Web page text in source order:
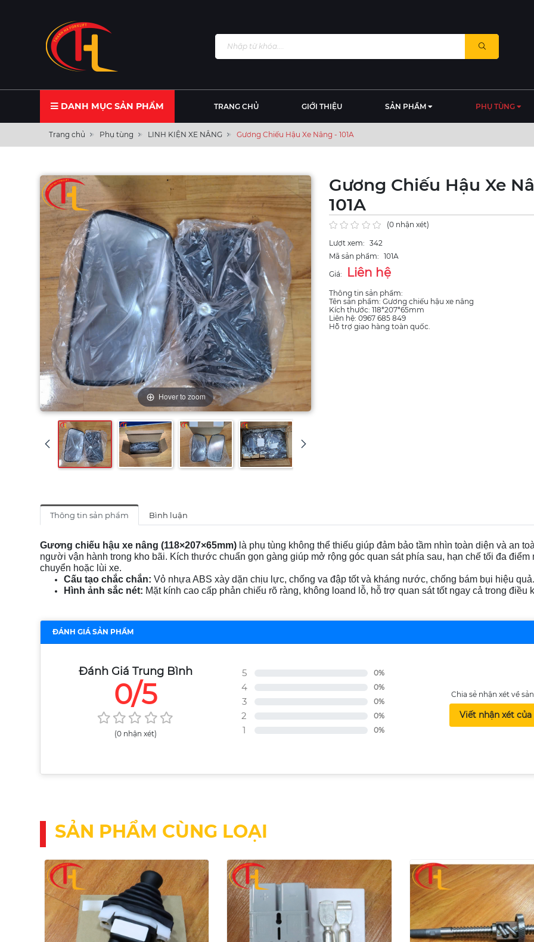
DANH MỤC SẢN PHẨM TRANG CHỦ GIỚI THIỆU SẢN PHẨM PHỤ TÙNG
Trang chủ Phụ tùng LINH KIỆN XE NÂNG Gương Chiếu Hậu Xe Nâng - 101A
Hover to zoom
Gương Chiếu Hậu Xe
101A
(0 nhận xét)
Lượt xem: 342
Mã sản phẩm: 101A
Giá:
Liên hệ
Thông tin sản phẩm:
Tên sản phẩm: Gương chiếu hậu xe nâng
Kích thước: 118*207*65mm
Liên hệ: 0967 685 849
Hỗ trợ giao hàng toàn quốc.
Thông tin sản phẩm Bình luận
Gương chiếu hậu xe nâng (118×207×65mm) là phụ tùng không thể thiếu giúp đảm bảo tầm nhìn toàn diện và an
người vận hành trong kho bãi. Kích thước chuẩn gọn gàng giúp mở rộng góc quan sát phía sau, hạn chế tối đa điểm
chuyển hoặc lùi xe.
Cấu tạo chắc chắn: Vỏ nhựa ABS xày dặn chịu lực, chống va đập tốt và kháng nước, chống bám bụi hiệu quả.
Hình ảnh sắc nét: Mặt kính cao cấp phản chiếu rõ ràng, không loand lỗ, hỗ trợ quan sát tốt ngay cả trong điều
ĐÁNH GIÁ SẢN PHẨM
Đánh Giá Trung Bình
0/5
(0 nhận xét)
5 0%
4 0%
3 0%
2 0%
1 0%
Chia sẻ nhận xét về
Viết nhận xét của
SẢN PHẨM CÙNG LOẠI